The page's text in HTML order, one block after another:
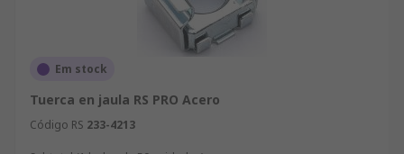
Em stock
Tuerca en jaula RS PRO Acero
Código RS 233-4213